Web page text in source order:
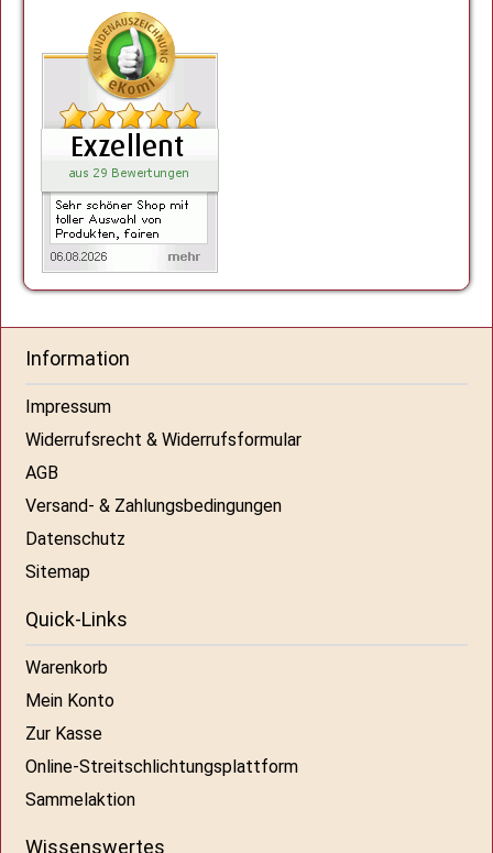
Information
Impressum
Widerrufsrecht & Widerrufsformular
AGB
Versand- & Zahlungsbedingungen
Datenschutz
Sitemap
Quick-Links
Warenkorb
Mein Konto
Zur Kasse
Online-Streitschlichtungsplattform
Sammelaktion
Wissenswertes